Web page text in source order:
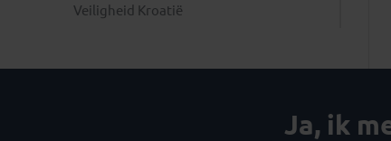
Veiligheid Kroatië
Ja, ik